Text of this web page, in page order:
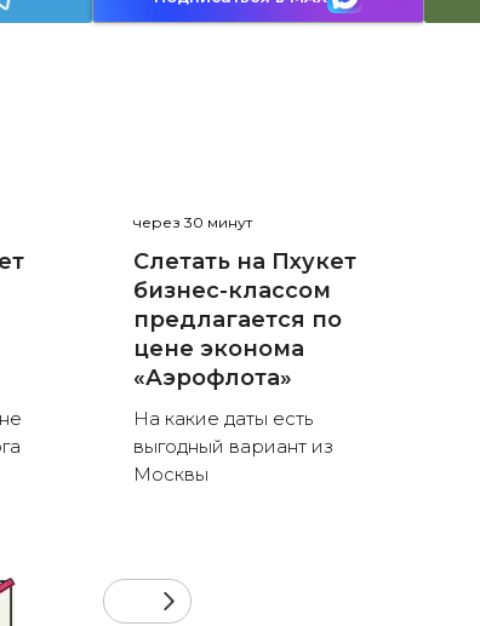
через 30 минут
Слетать на Пхукет
бизнес-классом
предлагается по
цене эконома
«Аэрофлота»
На какие даты есть
выгодный вариант из
Москвы